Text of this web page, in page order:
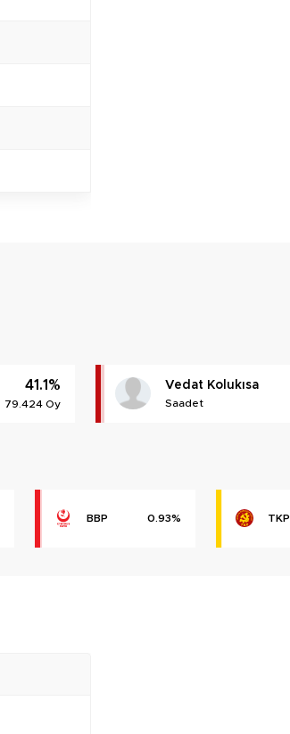
41.1%
79.424 Oy
Vedat Kolukısa
Saadet
BBP 0.93% TKP